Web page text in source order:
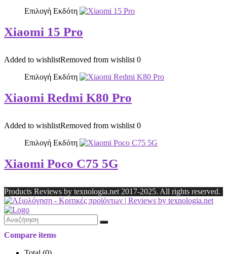
Επιλογή Εκδότη
Xiaomi 15 Pro
Added to wishlistRemoved from wishlist 0
Επιλογή Εκδότη
Xiaomi Redmi K80 Pro
Added to wishlistRemoved from wishlist 0
Επιλογή Εκδότη
Xiaomi Poco C75 5G
Products Reviews by texnologia.net 2017-2025. All rights reserved.
Compare items